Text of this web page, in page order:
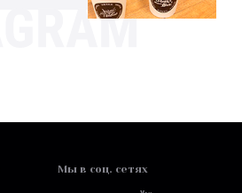
Мы в соц. сетях